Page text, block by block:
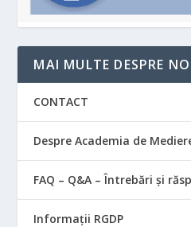
MAI MULTE DESPRE
CONTACT
Despre Academia de
FAQ – Q&A – Întrebări și
Informații RGDP